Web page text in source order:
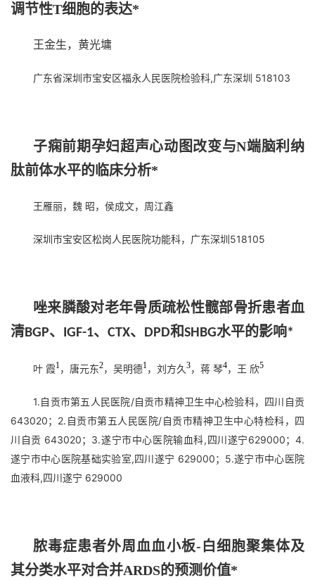
调节性T细胞的表达*
王金生，黄光墉
广东省深圳市宝安区福永人民医院检验科,广东深圳 518103
子痫前期孕妇超声心动图改变与N端脑利纳
肽前体水平的临床分析*
王雁丽，魏 昭，侯成文，周江鑫
深圳市宝安区松岗人民医院功能科，广东深圳518105
唑来膦酸对老年骨质疏松性髋部骨折患者血
清BGP、 IGF-1、 CTX、 DPD和SHBG水平的影响*
叶 霞1 ，唐元东2，吴明德1 ，刘方久 3，蒋 琴4，王 欣5
1.自贡市第五人民医院/自贡市精神卫生中心检验科，四川自贡
643020；2.自贡市第五人民医院/自贡市精神卫生中心特检科，四
川自贡 643020；3.遂宁市中心医院输血科,四川遂宁629000；4.
遂宁市中心医院基础实验室,四川遂宁 629000；5.遂宁市中心医院
血液科,四川遂宁 629000
脓毒症患者外周血血小板-白细胞聚集体及
其分类水平对合并ARDS的预测价值*